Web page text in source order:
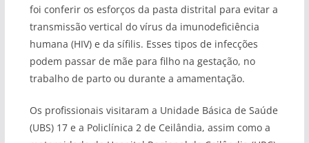
foi conferir os esforços da pasta distrital para evitar a
transmissão vertical do vírus da imunodeficiência
humana (HIV) e da sífilis. Esses tipos de infecções
podem passar de mãe para filho na gestação, no
trabalho de parto ou durante a amamentação.
Os profissionais visitaram a Unidade Básica de Saúde
(UBS) 17 e a Policlínica 2 de Ceilândia, assim como a